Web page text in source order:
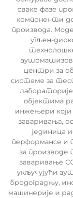
сваке фазе
компоненти
производа.
угљен-
центри за
системе за
објектима
инжењери који
заваривања,
јединица
перформансе и
за производе
заваривање
укључујући
бродоградњу,
машинерије и